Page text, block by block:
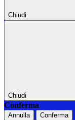
Chiudi
Chiudi
Conferma
Annulla Conferma